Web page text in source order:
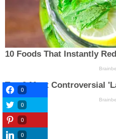
0
0
0
0